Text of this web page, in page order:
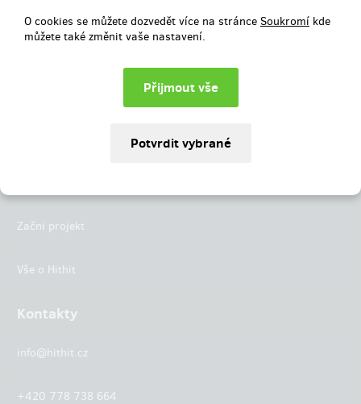
O cookies se můžete dozvedět více na stránce Soukromí kde
můžete také změnit vaše nastavení.
Začni projekt
Vše o Hithit
Kontakty
info@hithit.cz
+420 778 738 664